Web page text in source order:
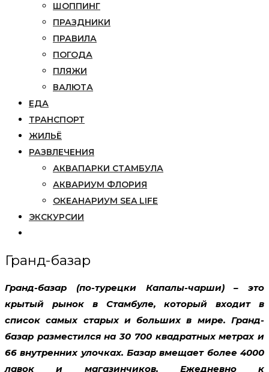
ШОППИНГ
ПРАЗДНИКИ
ПРАВИЛА
ПОГОДА
ПЛЯЖИ
ВАЛЮТА
ЕДА
ТРАНСПОРТ
ЖИЛЬЁ
РАЗВЛЕЧЕНИЯ
АКВАПАРКИ СТАМБУЛА
АКВАРИУМ ФЛОРИЯ
ОКЕАНАРИУМ SEA LIFE
ЭКСКУРСИИ
Гранд-базар
Гранд-базар (по-турецки Капалы-чарши) – это
крытый рынок в Стамбуле, который входит в
список самых старых и больших в мире. Гранд-
базар разместился на 30 700 квадратных метрах и
66 внутренних улочках. Базар вмещает более 4000
лавок и магазинчиков. Ежедневно к